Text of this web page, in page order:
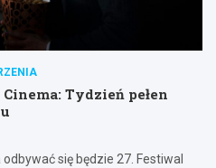
Tydzień pełen
się będzie 27. Festiwal